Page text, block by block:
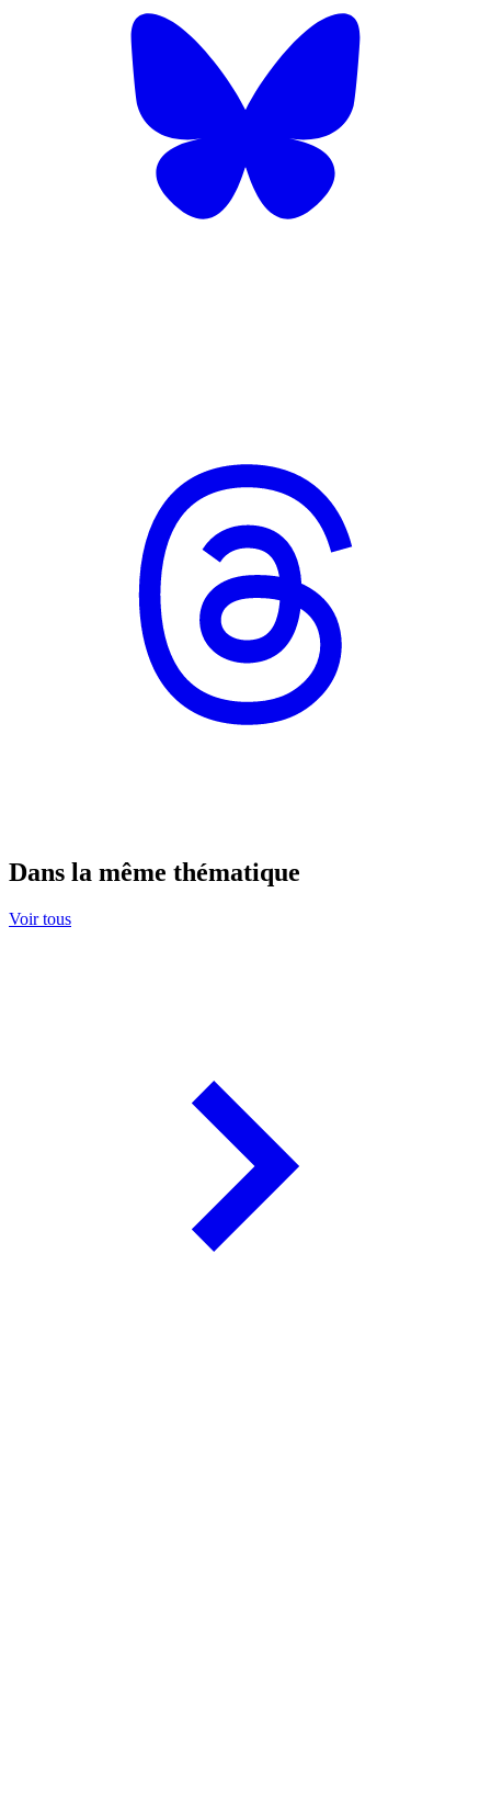
Dans la même thématique
Voir tous